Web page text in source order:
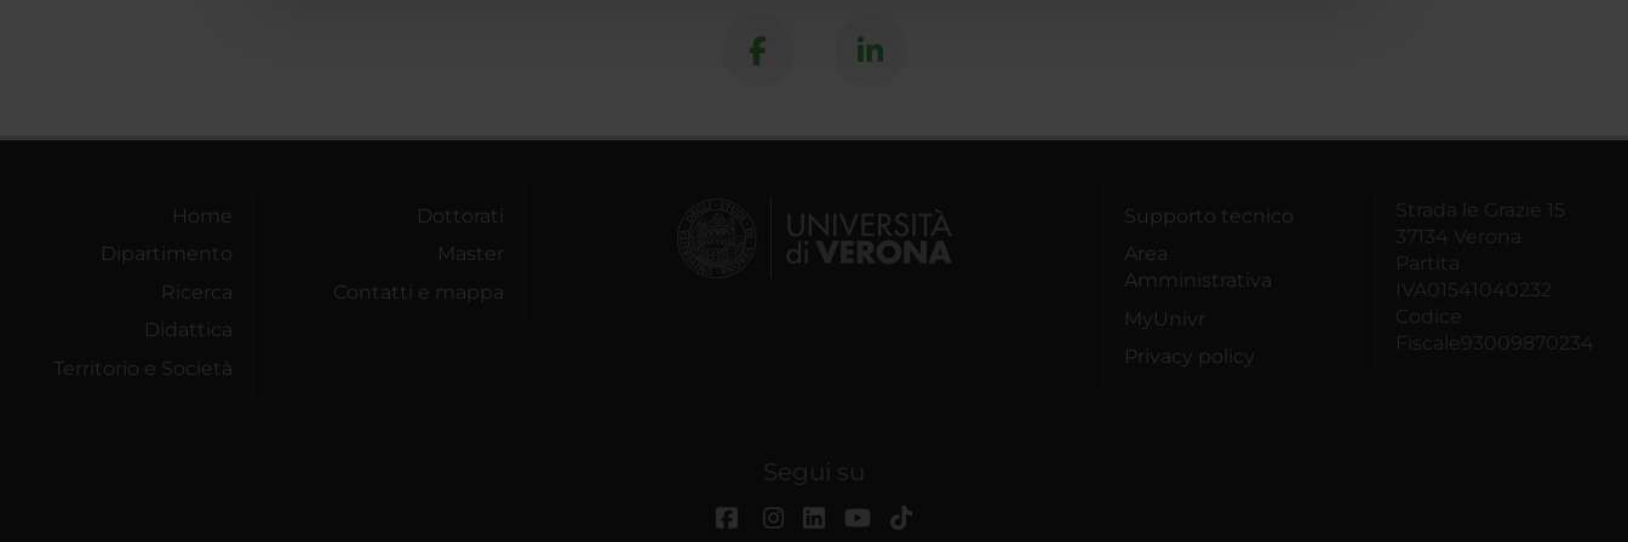
Home
Dipartimento
Ricerca
Didattica
Territorio e Società
Dottorati
Master
Contatti e mappa
Supporto tecnico
Area
Amministrativa
MyUnivr
Privacy policy
Strada le Grazie 15
37134 Verona
Partita
IVA01541040232
Codice
Fiscale93009870234
Segui su